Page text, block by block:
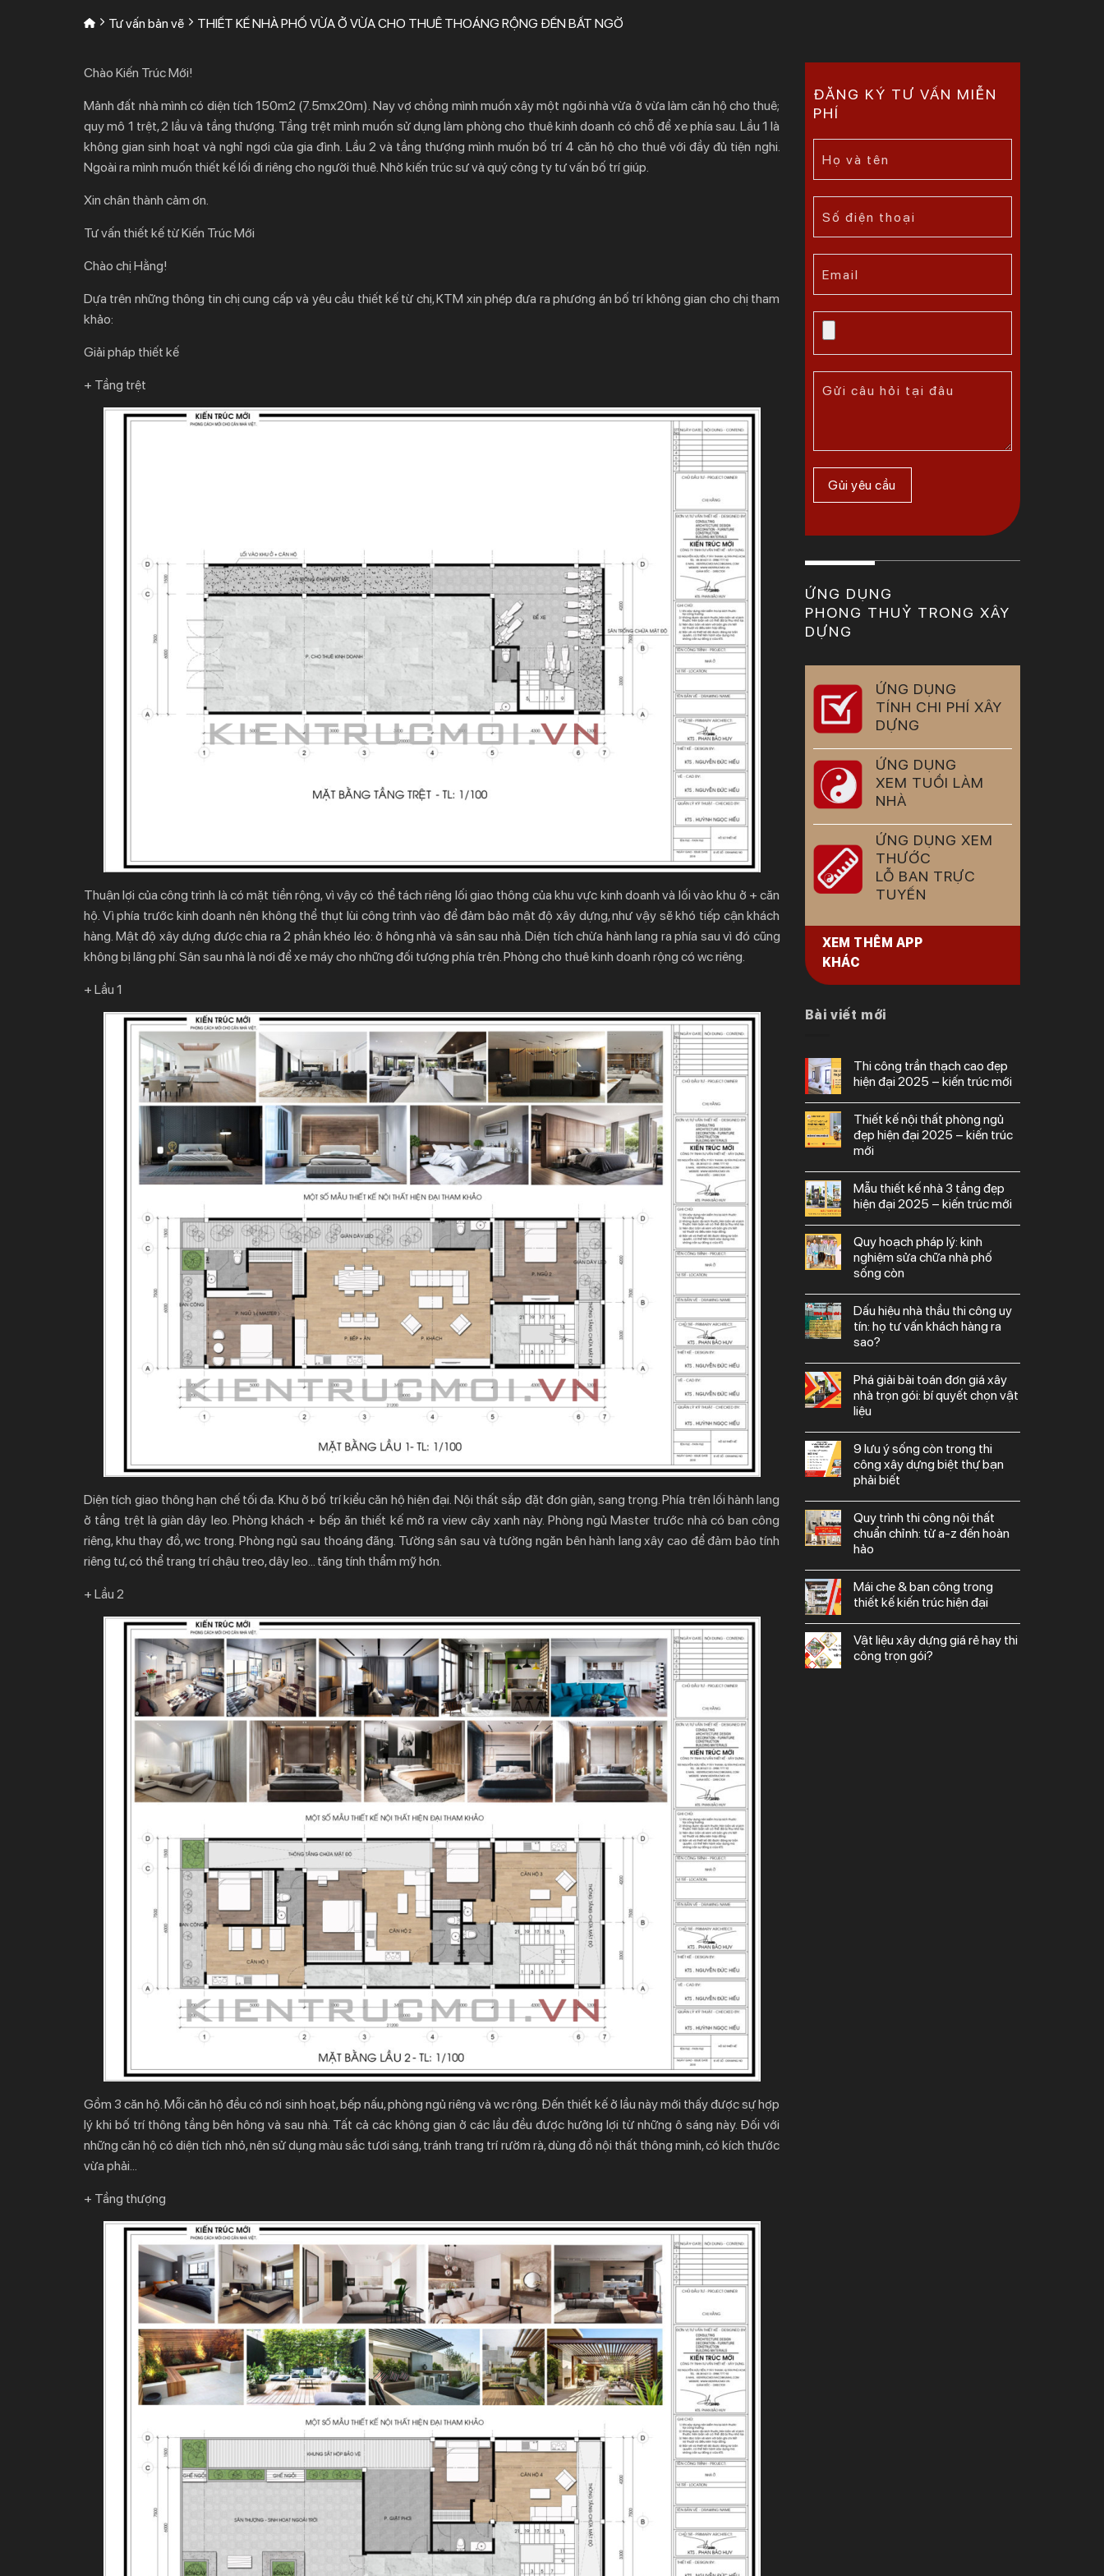
Tư vấn bản vẽ THIẾT KẾ NHÀ PHỐ VỪA Ở VỪA CHO THUÊ THOÁNG RỘNG ĐẾN BẤT NGỜ
Chào Kiến Trúc Mới!
Mảnh đất nhà mình có diện tích 150m2 (7.5mx20m). Nay vợ chồng mình muốn xây một ngôi nhà vừa ở vừa làm căn hộ cho thuê;
quy mô 1 trệt, 2 lầu và tầng thượng. Tầng trệt mình muốn sử dụng làm phòng cho thuê kinh doanh có chỗ để xe phía sau. Lầu 1 là
không gian sinh hoạt và nghỉ ngơi của gia đình. Lầu 2 và tầng thượng mình muốn bố trí 4 căn hộ cho thuê với đầy đủ tiện nghi.
Ngoài ra mình muốn thiết kế lối đi riêng cho người thuê. Nhờ kiến trúc sư và quý công ty tư vấn bố trí giúp.
Xin chân thành cảm ơn.
Tư vấn thiết kế từ Kiến Trúc Mới
Chào chị Hằng!
Dựa trên những thông tin chị cung cấp và yêu cầu thiết kế từ chị, KTM xin phép đưa ra phương án bố trí không gian cho chị tham
khảo:
Giải pháp thiết kế
+ Tầng trệt
Thuận lợi của công trình là có mặt tiền rộng, vì vậy có thể tách riêng lối giao thông của khu vực kinh doanh và lối vào khu ở + căn
hộ. Vì phía trước kinh doanh nên không thể thụt lùi công trình vào để đảm bảo mật độ xây dựng, như vậy sẽ khó tiếp cận khách
hàng. Mật độ xây dựng được chia ra 2 phần khéo léo: ở hông nhà và sân sau nhà. Diện tích chừa hành lang ra phía sau vì đó cũng
không bị lãng phí. Sân sau nhà là nơi để xe máy cho những đối tượng phía trên. Phòng cho thuê kinh doanh rộng có wc riêng.
+ Lầu 1
Diện tích giao thông hạn chế tối đa. Khu ở bố trí kiểu căn hộ hiện đại. Nội thất sắp đặt đơn giản, sang trọng. Phía trên lối hành lang
ở tầng trệt là giàn dây leo. Phòng khách + bếp ăn thiết kế mở ra view cây xanh này. Phòng ngủ Master trước nhà có ban công
riêng, khu thay đồ, wc trong. Phòng ngủ sau thoáng đãng. Tường sân sau và tường ngăn bên hành lang xây cao để đảm bảo tính
riêng tư, có thể trang trí chậu treo, dây leo… tăng tính thẩm mỹ hơn.
+ Lầu 2
Gồm 3 căn hộ. Mỗi căn hộ đều có nơi sinh hoạt, bếp nấu, phòng ngủ riêng và wc rộng. Đến thiết kế ở lầu này mới thấy được sự hợp
lý khi bố trí thông tầng bên hông và sau nhà. Tất cả các không gian ở các lầu đều được hưởng lợi từ những ô sáng này. Đối với
những căn hộ có diện tích nhỏ, nên sử dụng màu sắc tươi sáng, tránh trang trí rườm rà, dùng đồ nội thất thông minh, có kích thước
vừa phải…
+ Tầng thượng
ĐĂNG KÝ TƯ VẤN MIỄN
PHÍ
ỨNG DỤNG
PHONG THUỶ TRONG XÂY
DỰNG
ỨNG DỤNG
TÍNH CHI PHÍ XÂY
DỰNG
ỨNG DỤNG
XEM TUỔI LÀM
NHÀ
ỨNG DỤNG XEM
THƯỚC
LỖ BAN TRỰC
TUYẾN
XEM THÊM APP
KHÁC
Bài viết mới
thi công trần thạch cao đẹp
hiện đại 2025 – kiến trúc mới
thiết kế nội thất phòng ngủ
đẹp hiện đại 2025 – kiến trúc
mới
mẫu thiết kế nhà 3 tầng đẹp
hiện đại 2025 – kiến trúc mới
quy hoạch pháp lý: kinh
nghiệm sửa chữa nhà phố
sống còn
dấu hiệu nhà thầu thi công uy
tín: họ tư vấn khách hàng ra
sao?
phá giải bài toán đơn giá xây
nhà trọn gói: bí quyết chọn vật
liệu
9 lưu ý sống còn trong thi
công xây dựng biệt thự bạn
phải biết
quy trình thi công nội thất
chuẩn chỉnh: từ a-z đến hoàn
hảo
mái che & ban công trong
thiết kế kiến trúc hiện đại
vật liệu xây dựng giá rẻ hay thi
công trọn gói?